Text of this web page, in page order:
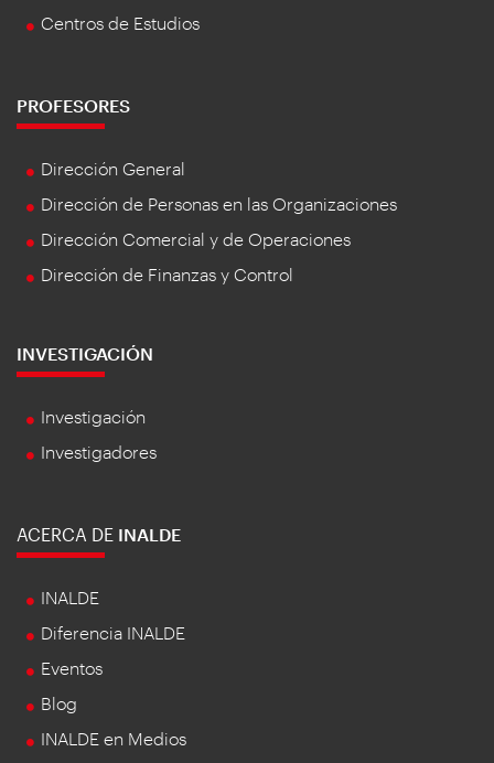
Centros de Estudios
PROFESORES
Dirección General
Dirección de Personas en las Organizaciones
Dirección Comercial y de Operaciones
Dirección de Finanzas y Control
INVESTIGACIÓN
Investigación
Investigadores
ACERCA DE INALDE
INALDE
Diferencia INALDE
Eventos
Blog
INALDE en Medios